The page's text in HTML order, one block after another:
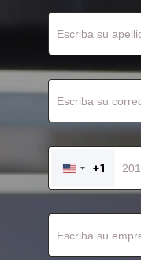
UNITED
STATES
+1